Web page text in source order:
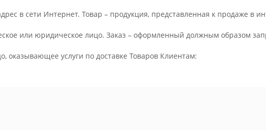
в сети Интернет. Товар – продукция, представленная к продаже в
или юридическое лицо. Заказ – оформленный должным образом
оказывающее услуги по доставке Товаров Клиентам: